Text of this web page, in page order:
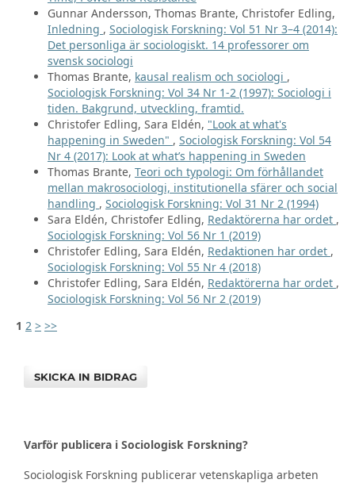
Gunnar Andersson, Thomas Brante, Christofer Edling,
Inledning , Sociologisk Forskning: Vol 51 Nr 3–4 (2014):
Det personliga är sociologiskt. 14 professorer om
svensk sociologi
Thomas Brante, kausal realism och sociologi ,
Sociologisk Forskning: Vol 34 Nr 1-2 (1997): Sociologi i
tiden. Bakgrund, utveckling, framtid.
Christofer Edling, Sara Eldén, "Look at what's
happening in Sweden" , Sociologisk Forskning: Vol 54
Nr 4 (2017): Look at what’s happening in Sweden
Thomas Brante, Teori och typologi: Om förhållandet
mellan makrosociologi, institutionella sfärer och social
handling , Sociologisk Forskning: Vol 31 Nr 2 (1994)
Sara Eldén, Christofer Edling, Redaktörerna har ordet ,
Sociologisk Forskning: Vol 56 Nr 1 (2019)
Christofer Edling, Sara Eldén, Redaktionen har ordet ,
Sociologisk Forskning: Vol 55 Nr 4 (2018)
Christofer Edling, Sara Eldén, Redaktörerna har ordet ,
Sociologisk Forskning: Vol 56 Nr 2 (2019)
1 2 > >>
SKICKA IN BIDRAG
Varför publicera i Sociologisk Forskning?
Sociologisk Forskning publicerar vetenskapliga arbeten